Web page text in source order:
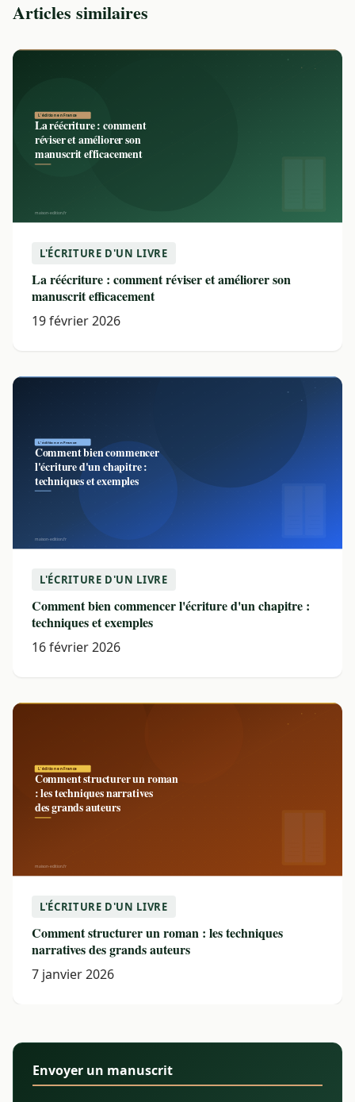
Articles similaires
L'ÉCRITURE D'UN LIVRE
La réécriture : comment réviser et améliorer son
manuscrit efficacement
19 février 2026
L'ÉCRITURE D'UN LIVRE
Comment bien commencer l'écriture d'un chapitre :
techniques et exemples
16 février 2026
L'ÉCRITURE D'UN LIVRE
Comment structurer un roman : les techniques
narratives des grands auteurs
7 janvier 2026
Envoyer un manuscrit